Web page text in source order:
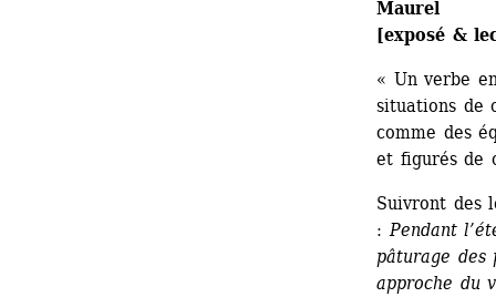
Maurel
[exposé &
« Un verbe
situations de
comme des
et figurés de
Suivront des
: Pendant
pâturage des
approche du